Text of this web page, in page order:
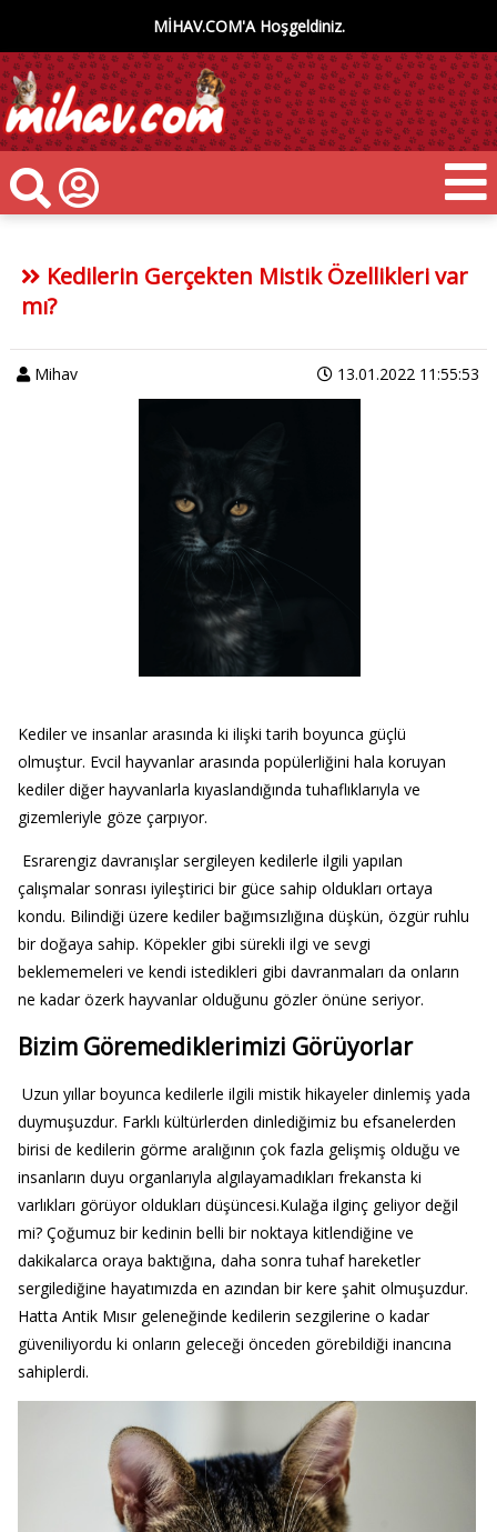
MİHAV.COM'A Hoşgeldiniz.
Kedilerin Gerçekten Mistik Özellikleri var
mı?
Mihav 13.01.2022 11:55:53
Kediler ve insanlar arasında ki ilişki tarih boyunca güçlü
olmuştur. Evcil hayvanlar arasında popülerliğini hala koruyan
kediler diğer hayvanlarla kıyaslandığında tuhaflıklarıyla ve
gizemleriyle göze çarpıyor.
Esrarengiz davranışlar sergileyen kedilerle ilgili yapılan
çalışmalar sonrası iyileştirici bir güce sahip oldukları ortaya
kondu. Bilindiği üzere kediler bağımsızlığına düşkün, özgür ruhlu
bir doğaya sahip. Köpekler gibi sürekli ilgi ve sevgi
beklememeleri ve kendi istedikleri gibi davranmaları da onların
ne kadar özerk hayvanlar olduğunu gözler önüne seriyor.
Bizim Göremediklerimizi Görüyorlar
Uzun yıllar boyunca kedilerle ilgili mistik hikayeler dinlemiş yada
duymuşuzdur. Farklı kültürlerden dinlediğimiz bu efsanelerden
birisi de kedilerin görme aralığının çok fazla gelişmiş olduğu ve
insanların duyu organlarıyla algılayamadıkları frekansta ki
varlıkları görüyor oldukları düşüncesi.Kulağa ilginç geliyor değil
mi? Çoğumuz bir kedinin belli bir noktaya kitlendiğine ve
dakikalarca oraya baktığına, daha sonra tuhaf hareketler
sergilediğine hayatımızda en azından bir kere şahit olmuşuzdur.
Hatta Antik Mısır geleneğinde kedilerin sezgilerine o kadar
güveniliyordu ki onların geleceği önceden görebildiği inancına
sahiplerdi.